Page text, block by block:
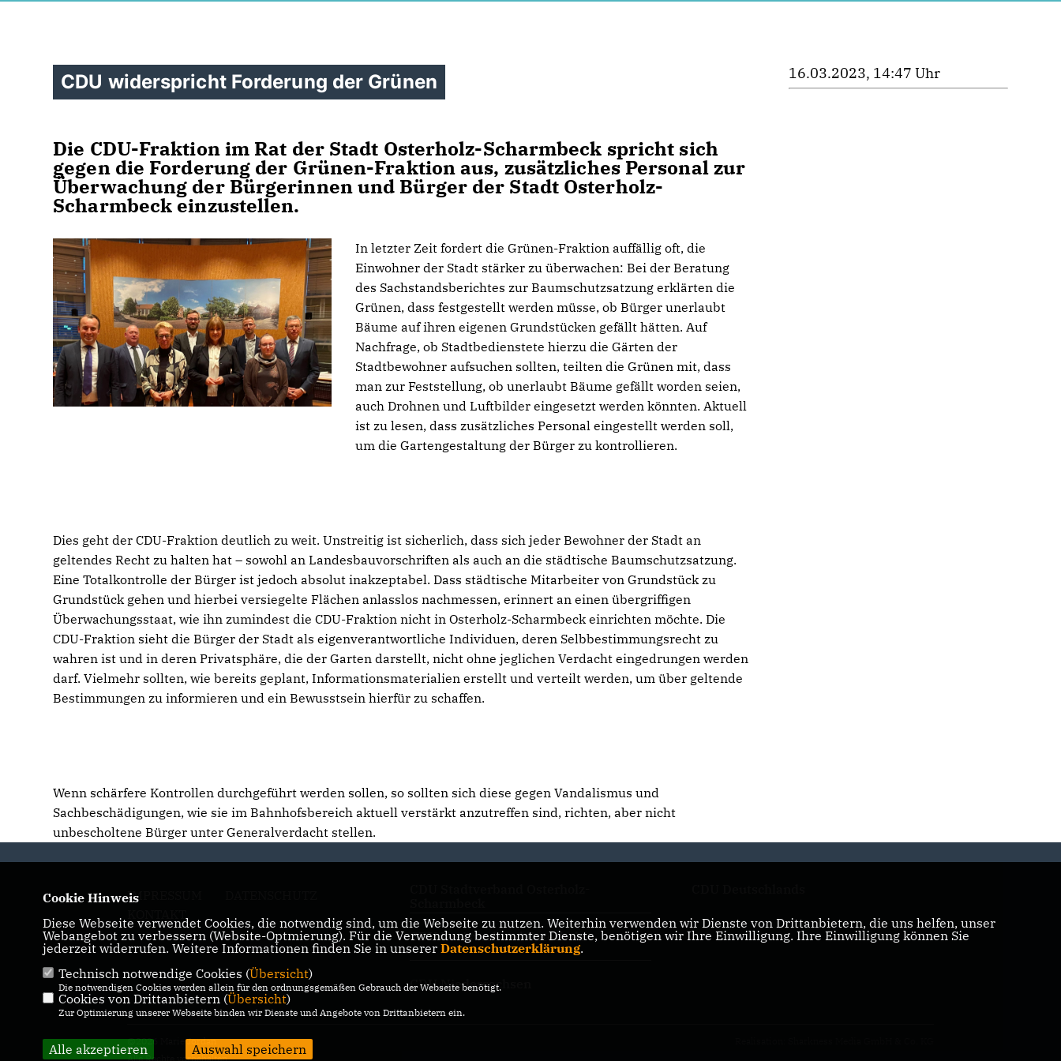
CDU widerspricht Forderung der Grünen
Die CDU-Fraktion im Rat der Stadt Osterholz-Scharmbeck spricht sich
gegen die Forderung der Grünen-Fraktion aus, zusätzliches Personal zur
Überwachung der Bürgerinnen und Bürger der Stadt Osterholz-
Scharmbeck einzustellen.
In letzter Zeit fordert die Grünen-Fraktion auffällig oft, die
Einwohner der Stadt stärker zu überwachen: Bei der Beratung
des Sachstandsberichtes zur Baumschutzsatzung erklärten die
Grünen, dass festgestellt werden müsse, ob Bürger unerlaubt
Bäume auf ihren eigenen Grundstücken gefällt hätten. Auf
Nachfrage, ob Stadtbedienstete hierzu die Gärten der
Stadtbewohner aufsuchen sollten, teilten die Grünen mit, dass
man zur Feststellung, ob unerlaubt Bäume gefällt worden seien,
auch Drohnen und Luftbilder eingesetzt werden könnten. Aktuell
ist zu lesen, dass zusätzliches Personal eingestellt werden soll,
um die Gartengestaltung der Bürger zu kontrollieren.
Dies geht der CDU-Fraktion deutlich zu weit. Unstreitig ist sicherlich, dass sich jeder Bewohner der Stadt an
geltendes Recht zu halten hat – sowohl an Landesbauvorschriften als auch an die städtische Baumschutzsatzung.
Eine Totalkontrolle der Bürger ist jedoch absolut inakzeptabel. Dass städtische Mitarbeiter von Grundstück zu
Grundstück gehen und hierbei versiegelte Flächen anlasslos nachmessen, erinnert an einen übergriffigen
Überwachungsstaat, wie ihn zumindest die CDU-Fraktion nicht in Osterholz-Scharmbeck einrichten möchte. Die
CDU-Fraktion sieht die Bürger der Stadt als eigenverantwortliche Individuen, deren Selbbestimmungsrecht zu
wahren ist und in deren Privatsphäre, die der Garten darstellt, nicht ohne jeglichen Verdacht eingedrungen werden
darf. Vielmehr sollten, wie bereits geplant, Informationsmaterialien erstellt und verteilt werden, um über geltende
Bestimmungen zu informieren und ein Bewusstsein hierfür zu schaffen.
Wenn schärfere Kontrollen durchgeführt werden sollen, so sollten sich diese gegen Vandalismus und
Sachbeschädigungen, wie sie im Bahnhofsbereich aktuell verstärkt anzutreffen sind, richten, aber nicht
unbescholtene Bürger unter Generalverdacht stellen.
16.03.2023, 14:47 Uhr
IMPRESSUM
KONTAKT
CDU Kreisverband Osterholz
CDU Niedersachsen
@2026 Marie Jordan
Alle Rechte vorbehalten.
Cookie Hinweis
Diese Webseite verwendet Cookies, die notwendig sind, um die Webseite zu nutzen. Weiterhin verwenden wir Dienste von Drittanbietern, die uns helfen, unser
Webangebot zu verbessern (Website-Optmierung). Für die Verwendung bestimmter Dienste, benötigen wir Ihre Einwilligung. Ihre Einwilligung können Sie
jederzeit widerrufen. Weitere Informationen finden Sie in unserer Datenschutzerklärung.
Technisch notwendige Cookies (Übersicht)
Die notwendigen Cookies werden allein für den ordnungsgemäßen Gebrauch der Webseite benötigt.
Cookies von Drittanbietern (Übersicht)
Zur Optimierung unserer Webseite binden wir Dienste und Angebote von Drittanbietern ein.
Alle akzeptieren Auswahl speichern